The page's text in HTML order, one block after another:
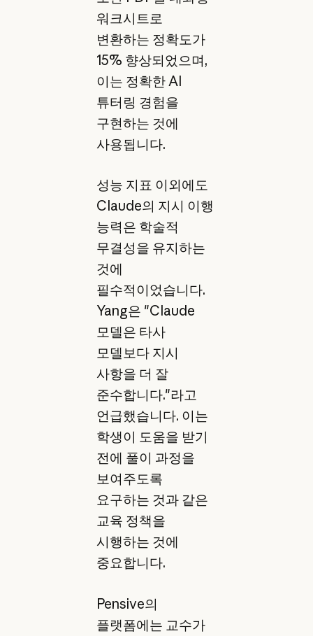
워크시트로
변환하는 정확도가
15% 향상되었으며,
이는 정확한 AI
튜터링 경험을
구현하는 것에
사용됩니다.
성능 지표 이외에도
Claude의 지시 이행
능력은 학술적
무결성을 유지하는
것에
필수적이었습니다.
Yang은 "Claude
모델은 타사
모델보다 지시
사항을 더 잘
준수합니다."라고
언급했습니다. 이는
학생이 도움을 받기
전에 풀이 과정을
보여주도록
요구하는 것과 같은
교육 정책을
시행하는 것에
중요합니다.
Pensive의
플랫폼에는 교수가